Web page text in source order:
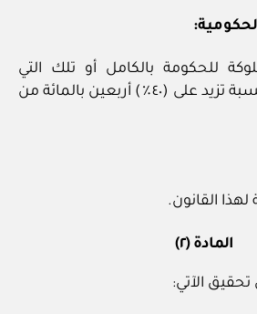
للحكومة بالكامل أو تلك التي
تساهم فيها بنسبة تزيد على (٤٠٪) أربعين بالمائة من
لهذا القانون.
المادة (٢)
تحقيق الآتي: